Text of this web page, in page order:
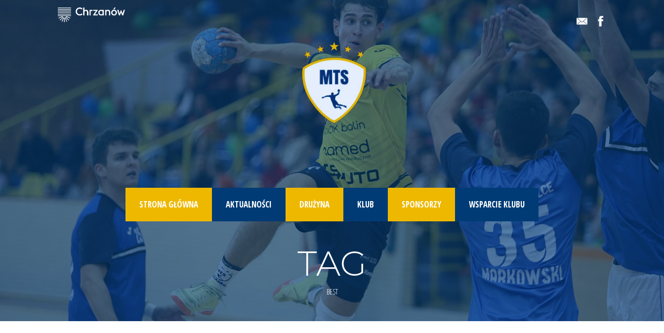
STRONA GŁÓWNA AKTUALNOŚCI DRUŻYNA KLUB SPONSORZY WSPARCIE KLUBU
TAG
BEST